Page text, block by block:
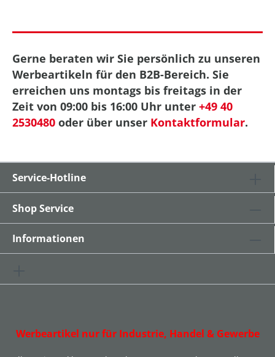
Gerne beraten wir Sie persönlich zu unseren
Werbeartikeln für den B2B-Bereich. Sie
erreichen uns montags bis freitags in der
Zeit von 09:00 bis 16:00 Uhr unter +49 40
2530480 oder über unser Kontaktformular.
Service-Hotline
Shop Service
Informationen
Werbeartikel nur für Industrie, Handel & Gewerbe